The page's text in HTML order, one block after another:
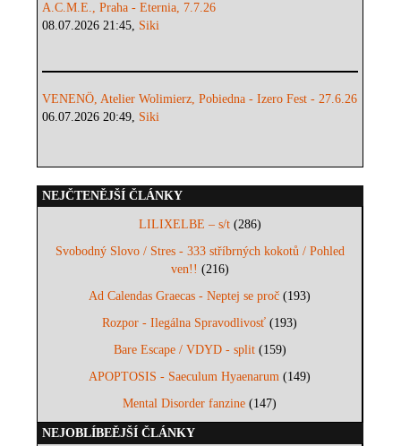
A.C.M.E., Praha - Eternia, 7.7.26
08.07.2026 21:45, Siki
VENENÖ, Atelier Wolimierz, Pobiedna - Izero Fest - 27.6.26
06.07.2026 20:49, Siki
NEJČTENĚJŠÍ ČLÁNKY
LILIXELBE – s/t(286)
Svobodný Slovo / Stres - 333 stříbrných kokotů / Pohled
ven!! (216)
Ad Calendas Graecas - Neptej se proč (193)
Rozpor - Ilegálna Spravodlivosť (193)
Bare Escape / VDYD - split(159)
APOPTOSIS - Saeculum Hyaenarum (149)
Mental Disorder fanzine (147)
NEJOBLÍBEĚJŠÍ ČLÁNKY